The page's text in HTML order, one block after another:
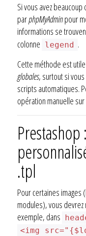
Si vous avez beaucoup
parphpMyAdminpour
informations se
colonne legend .
Cette méthode est
globales, surtout si
scripts automatiques.
opération manuelle sur
.tpl
Pour certaines images
modules), vous
exemple, dans
<img